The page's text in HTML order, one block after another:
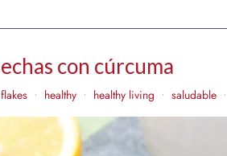
con cúrcuma
• healthy • healthy living • saludable •